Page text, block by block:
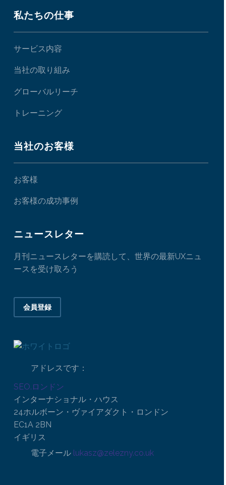
私たちの仕事
サービス内容
当社の取り組み
グローバルリーチ
トレーニング
当社のお客様
お客様
お客様の成功事例
ニュースレター
月刊ニュースレターを購読して、世界の最新UXニュ
ースを受け取ろう
会員登録
アドレスです：
SEO.ロンドン
インターナショナル・ハウス
24ホルボーン・ヴァイアダクト・ロンドン
EC1A 2BN
イギリス
電子メール lukasz@zelezny.co.uk